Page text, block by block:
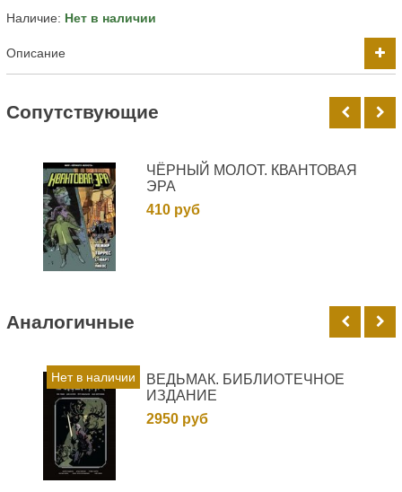
Наличие: Нет в наличии
Описание
Cопутствующие
ЧЁРНЫЙ МОЛОТ. КВАНТОВАЯ
ЭРА
410 руб
Аналогичные
Нет в наличии
ВЕДЬМАК. БИБЛИОТЕЧНОЕ
ИЗДАНИЕ
2950 руб